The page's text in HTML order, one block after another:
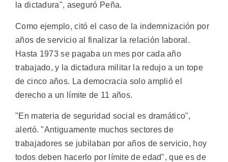
la dictadura", aseguró Peña.
Como ejemplo, citó el caso de la indemnización por
años de servicio al finalizar la relación laboral.
Hasta 1973 se pagaba un mes por cada año
trabajado, y la dictadura militar la redujo a un tope
de cinco años. La democracia solo amplió el
derecho a un límite de 11 años.
"En materia de seguridad social es dramático",
alertó. "Antiguamente muchos sectores de
trabajadores se jubilaban por años de servicio, hoy
todos deben hacerlo por límite de edad", que es de